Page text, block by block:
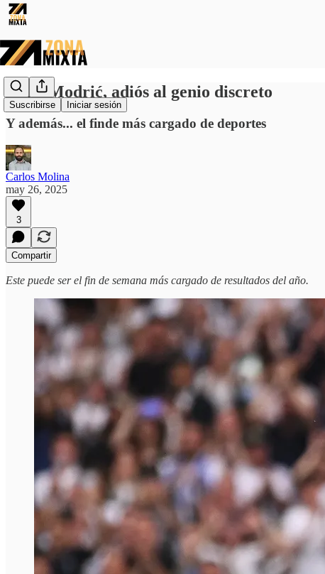
Suscribirse Iniciar sesión
Luka Modrić, adiós al genio discreto
Y además... el finde más cargado de deportes
Carlos Molina
may 26, 2025
3
Compartir
Este puede ser el fin de semana más cargado de resultados del año.